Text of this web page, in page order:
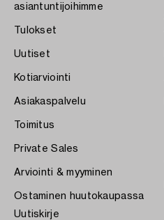
asiantuntijoihimme
Tulokset
Uutiset
Kotiarviointi
Asiakaspalvelu
Toimitus
Private Sales
Arviointi & myyminen
Ostaminen huutokaupassa
Uutiskirje